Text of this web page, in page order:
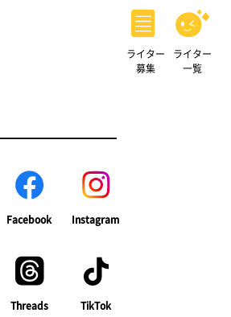
ライター
募集
ライター
一覧
Facebook Instagram
Threads TikTok